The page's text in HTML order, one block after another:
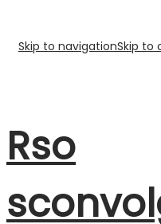
Skip to navigationSkip to
Rso